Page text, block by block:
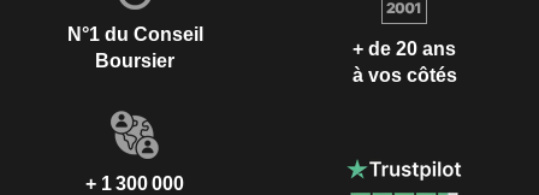
N°1 du Conseil
Boursier
+ de 20 ans
à vos côtés
+ 1 300 000